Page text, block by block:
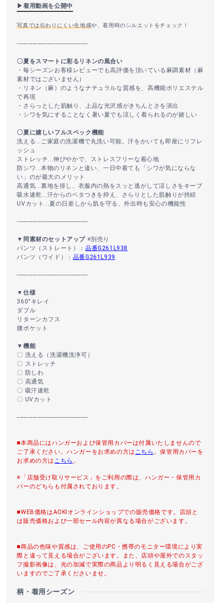
▶着用動画を公開中
写真では伝わりにくい生地感や、着用時のシルエットをチェック！
----------------------------------------
〇夏をスマートに彩るリネンの風合い
・毎シーズンお客様レビューでも高評価を頂いている麻調素材（麻
素材ではございません）
・リネン（麻）のようなナチュラルな質感を、高機能ポリエステル
で再現
・さらっとした肌触り、上品な光沢感がきちんとさを演出
・シワを気にすることなく暑い夏でも涼しく着られるのが嬉しい
〇夏に嬉しいフルスペック機能
洗える...ご家庭の洗濯機で丸洗い可能。汗をかいても即座にリフレ
ッシュ
ストレッチ...伸びやかで、ストレスフリーな着心地
防シワ...本物のリネンと違い、一日中着ても「シワが気にならな
い」のが最大のメリット
高通気...裏地を排し、衣服内の熱をスッと逃がして涼しさをキープ
吸水速乾...汗からのベタつきを抑え、さらりとした肌触りが持続
UVカット...夏の日差しから肌を守る、外出時も安心の機能性
----------------------------------------
▼同素材のセットアップ ※別売り
パンツ（ストレート）：品番G261L938
パンツ（ワイド）： 品番G261L939
----------------------------------------
▼仕様
360°キレイ
ダブル
リターンカフス
腰ポケット
▼機能
〇 洗える（洗濯機洗浄可）
〇 ストレッチ
〇 防しわ
〇 高通気
〇 吸汗速乾
〇 UVカット
----------------------------------------
■本商品にはハンガーおよび保管用カバーは付属いたしませんので
ご了承ください。ハンガーをお求めの方は こちら 。保管用カバーを
お求めの方は こちら 。
※「店舗受け取りサービス」をご利用の際は、ハンガー・保管用カ
バーのどちらも付属されております。
■WEB価格はAOKIオンラインショップでの販売価格です。店頭と
は販売価格および一部セール内容が異なる場合がございます。
■商品の色味や質感は、ご使用のPC・携帯のモニター環境により実
際と違って見える場合がございます。また、店頭や屋外でのスタッ
フ撮影画像は、光の加減で実際の商品より明るく見える場合がござ
いますのでご了承くださいませ。
柄・着用シーズン